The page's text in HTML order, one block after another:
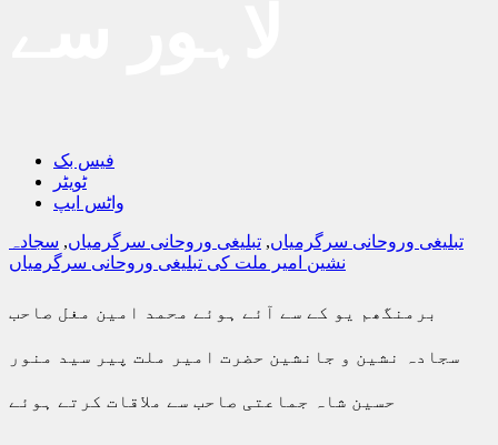
فیس بک
ٹویٹر
واٹس ایپ
تبلیغی وروحانی سرگرمیاں, تبلیغی وروحانی سرگرمیاں, سجادہ
نشین امیر ملت کی تبلیغی وروحانی سرگرمیاں
برمنگھم یو کے سے آئے ہوئے محمد امین مغل صاحب
سجادہ نشین و جانشین حضرت امیر ملت پیر سید منور
حسین شاہ جماعتی صاحب سے ملاقات کرتے ہوئے